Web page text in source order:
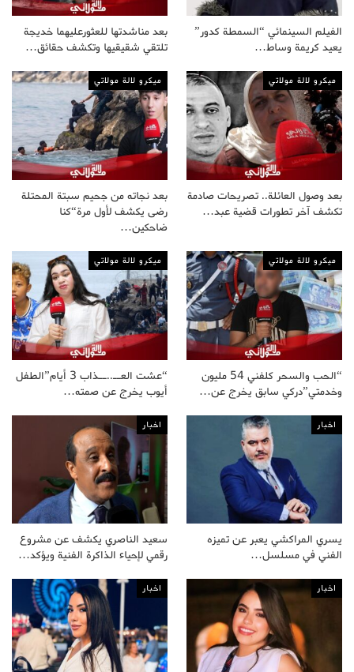
الفيلم السينمائي “السمطة كدور”
يعيد كريمة وساط…
بعد مناشدتها للعثورعليهما خديجة
تلتقي شقيقيها وتكشف حقائق…
ميكرو لالة مولاتي
بعد وصول العائلة.. تصريحات صادمة
تكشف آخر تطورات قضية عبد…
ميكرو لالة مولاتي
بعد نجاته من جحيم سبتة المحتلة
رضى يكشف لأول مرة“كنا
ضاحكين…
ميكرو لالة مولاتي
“الحب والسحر كلفني 54 مليون
وخدمتي”دركي سابق يخرج عن…
ميكرو لالة مولاتي
“عشت العــ..ــذاب 3 أيام”الطفل
أيوب يخرج عن صمته…
اخبار
يسري المراكشي يعبر عن تميزه
الفني في مسلسل…
اخبار
سعيد الناصري يكشف عن مشروع
رقمي لإحياء الذاكرة الفنية ويؤكد…
اخبار اخبار